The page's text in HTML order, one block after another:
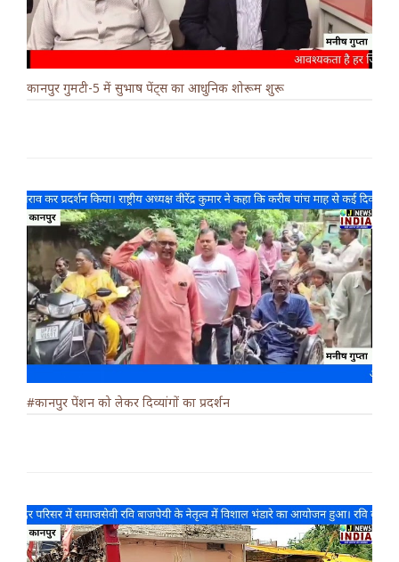
कानपुर गुमटी-5 में सुभाष पेंट्स का आधुनिक शोरूम शुरू
#कानपुर पेंशन को लेकर दिव्यांगों का प्रदर्शन